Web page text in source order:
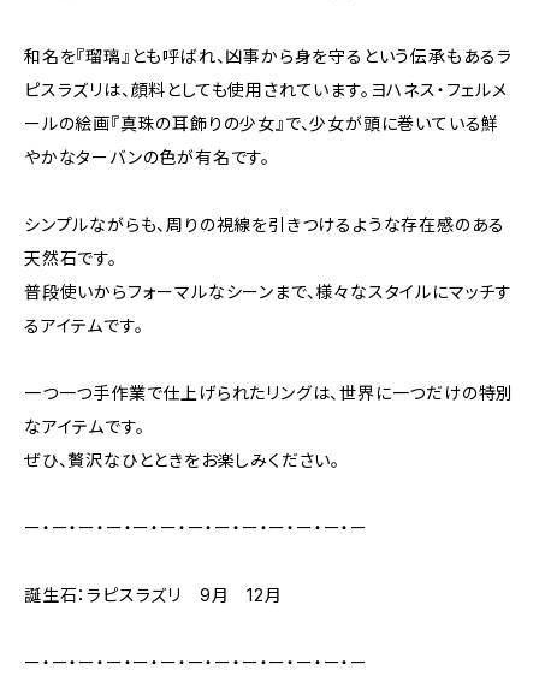
和名を『瑠璃』とも呼ばれ、凶事から身を守るという伝承もあるラ
ピスラズリは、顔料としても使用されています。ヨハネス・フェルメ
ールの絵画『真珠の耳飾りの少女』で、少女が頭に巻いている鮮
やかなターバンの色が有名です。
シンプルながらも、周りの視線を引きつけるような存在感のある
天然石です。
普段使いからフォーマルなシーンまで、様々なスタイルにマッチす
るアイテムです。
一つ一つ手作業で仕上げられたリングは、世界に一つだけの特別
なアイテムです。
ぜひ、贅沢なひとときをお楽しみください。
ー・ー・ー・ー・ー・ー・ー・ー・ー・ー・ー・ー・ー
誕生石：ラピスラズリ 9月 12月
ー・ー・ー・ー・ー・ー・ー・ー・ー・ー・ー・ー・ー